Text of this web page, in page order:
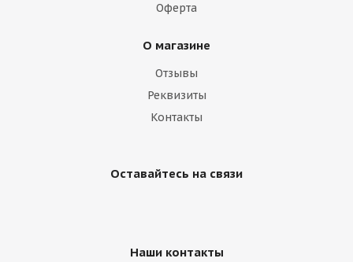
Оферта
О магазине
Отзывы
Реквизиты
Контакты
Оставайтесь на связи
Наши контакты